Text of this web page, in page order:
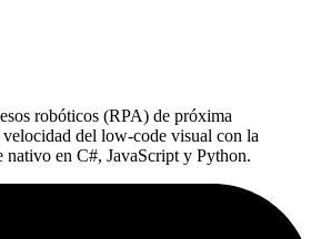
robóticos (RPA) de próxima
del low-code visual con la
en C#, JavaScript y Python.